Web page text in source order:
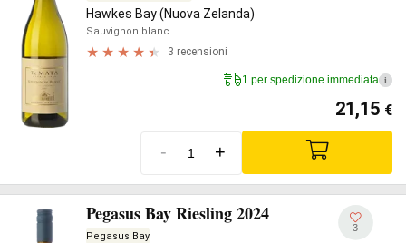
Hawkes Bay (Nuova Zelanda)
Sauvignon blanc
3 recensioni
1 per spedizione immediata i
21,15 €
- +
Pegasus Bay Riesling 2024
Pegasus Bay
3